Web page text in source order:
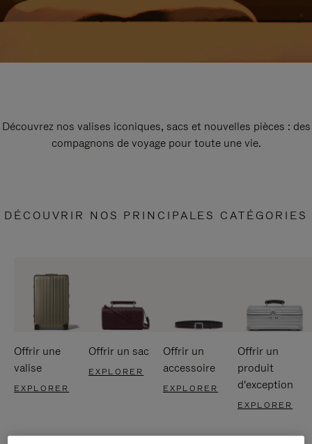
Découvrez nos valises iconiques, sacs et nouvelles pièces : des
compagnons de voyage pour toute une vie.
DÉCOUVRIR NOS PRINCIPALES CATÉGORIES
Offrir une
valise
EXPLORER
Offrir un sac
EXPLORER
Offrir un
accessoire
EXPLORER
Offrir un
produit
d'exception
EXPLORER